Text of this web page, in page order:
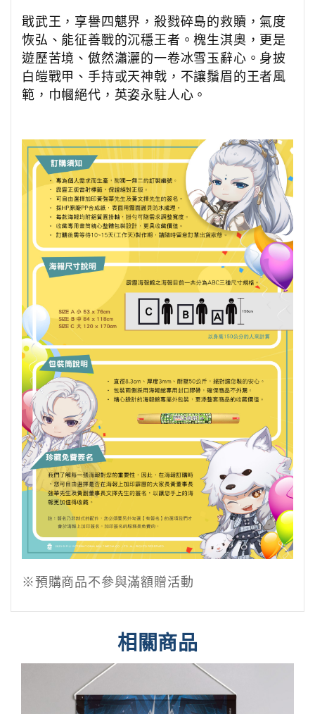
戢武王，享譽四魌界，殺戮碎島的救贖，氣度
恢弘、能征善戰的沉穩王者。槐生淇奧，更是
遊歷苦境、傲然瀟灑的一卷冰雪玉辭心。身披
白皚戰甲、手持或天神戟，不讓鬚眉的王者風
範，巾幗絕代，英姿永駐人心。
※預購商品不參與滿額贈活動
相關商品